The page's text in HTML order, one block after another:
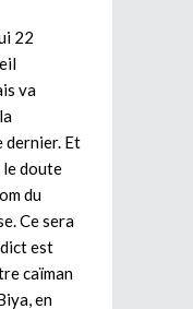
22
va
dernier. Et
le doute
du
Ce sera
est
caïman
en